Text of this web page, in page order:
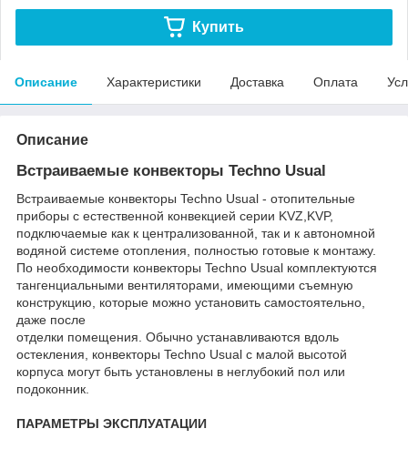
Купить
Описание Характеристики Доставка Оплата
Описание
Встраиваемые конвекторы Techno Usual
Встраиваемые конвекторы Techno Usual - отопительные
приборы с естественной конвекцией серии KVZ,KVP,
подключаемые как к централизованной, так и к автономной
водяной системе отопления, полностью готовые к монтажу.
По необходимости конвекторы Techno Usual комплектуются
тангенциальными вентиляторами, имеющими съемную
конструкцию, которые можно установить самостоятельно,
даже после
отделки помещения. Обычно устанавливаются вдоль
остекления, конвекторы Techno Usual с малой высотой
корпуса могут быть установлены в неглубокий пол или
подоконник.
ПАРАМЕТРЫ ЭКСПЛУАТАЦИИ